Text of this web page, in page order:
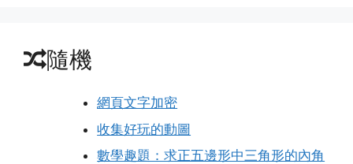
隨機
網頁文字加密
收集好玩的動圖
數學趣題：求正五邊形中三角形的內角